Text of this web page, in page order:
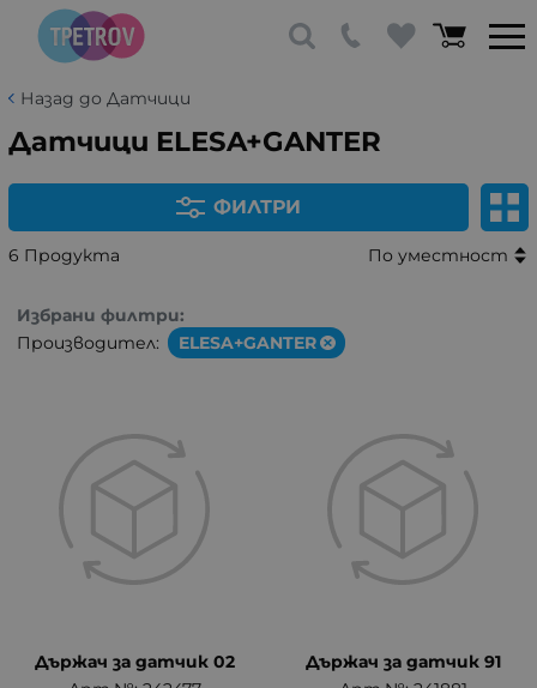
Назад до Датчици
Датчици ELESA+GANTER
ФИЛТРИ
6 Продукта По уместност
Избрани филтри:
Производител:
ELESA+GANTER
Държач за датчик 02
Държач за датчик 91